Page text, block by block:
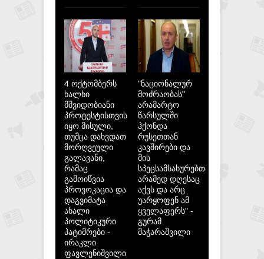
4 ოქტომბერს
ხალხი
მშვიდობიანი
პროტესტისთვის
იყო მისული,
თუმცა დახვდათ
მორღვეული
გალავანი,
რამაც
გამოიწვია
პროვოკაცია და
დაგვიმატა
ახალი
პოლიტიკური
პატიმრები -
ირაკლი
ფავლენიშვილი
"ნაციონალურ
მოძრაობას"
არამარტო
წარსულში
ჰქონდა
რუსეთთან
კავშირები და
მის
სპეცსამსახურებთან,
არამედ დღესაც
აქვს და არც
უარყოფენ ამ
ყველაფერს" -
გურამ
მაჭარაშვილი